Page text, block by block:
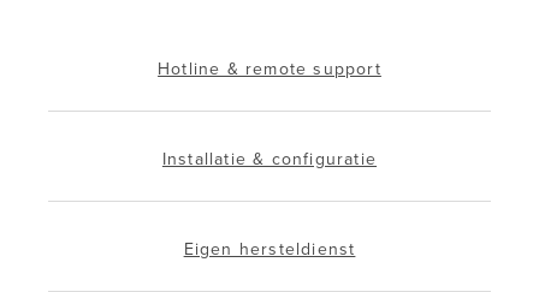
Hotline & remote support
Installatie & configuratie
Eigen hersteldienst